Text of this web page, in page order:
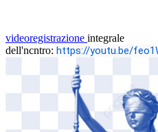
videoregistrazione integrale
dell'ncntro: https://youtu.be/